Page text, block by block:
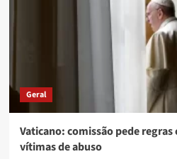
Geral
Vaticano: comissão pede
vítimas de abuso